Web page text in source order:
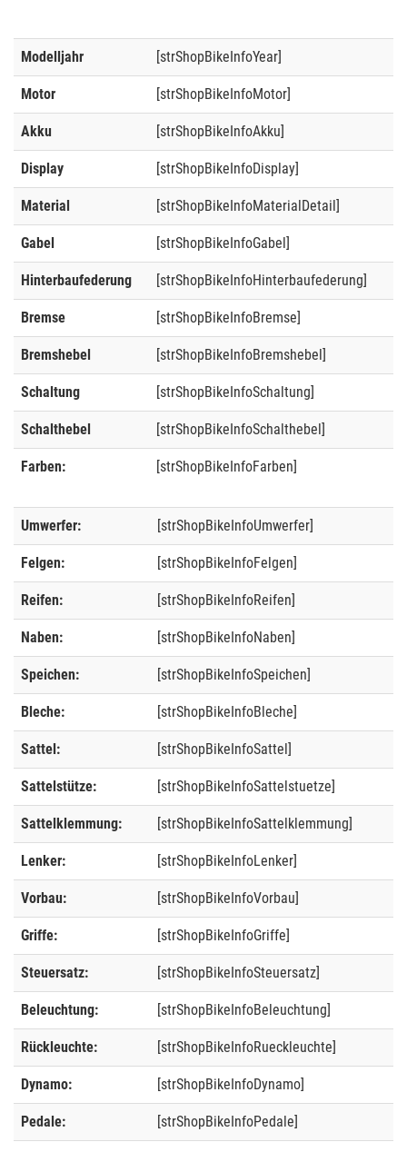
Modelljahr [strShopBikeInfoYear]
Motor [strShopBikeInfoMotor]
Akku [strShopBikeInfoAkku]
Display [strShopBikeInfoDisplay]
Material [strShopBikeInfoMaterialDetail]
Gabel [strShopBikeInfoGabel]
Hinterbaufederung [strShopBikeInfoHinterbaufederung]
Bremse [strShopBikeInfoBremse]
Bremshebel [strShopBikeInfoBremshebel]
Schaltung [strShopBikeInfoSchaltung]
Schalthebel [strShopBikeInfoSchalthebel]
Farben: [strShopBikeInfoFarben]
Umwerfer: [strShopBikeInfoUmwerfer]
Felgen: [strShopBikeInfoFelgen]
Reifen: [strShopBikeInfoReifen]
Naben: [strShopBikeInfoNaben]
Speichen: [strShopBikeInfoSpeichen]
Bleche: [strShopBikeInfoBleche]
Sattel: [strShopBikeInfoSattel]
Sattelstütze: [strShopBikeInfoSattelstuetze]
Sattelklemmung: [strShopBikeInfoSattelklemmung]
Lenker: [strShopBikeInfoLenker]
Vorbau: [strShopBikeInfoVorbau]
Griffe: [strShopBikeInfoGriffe]
Steuersatz: [strShopBikeInfoSteuersatz]
Beleuchtung: [strShopBikeInfoBeleuchtung]
Rückleuchte: [strShopBikeInfoRueckleuchte]
Dynamo: [strShopBikeInfoDynamo]
Pedale: [strShopBikeInfoPedale]